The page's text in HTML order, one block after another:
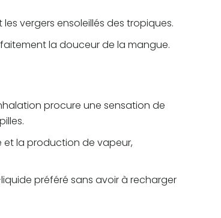
vergers ensoleillés des tropiques.
la douceur de la mangue.
procure une sensation de
et la production de vapeur,
préféré sans avoir à recharger